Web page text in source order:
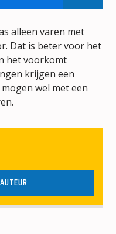
alleen varen met
Dat is beter voor het
het voorkomt
krijgen een
wel met een